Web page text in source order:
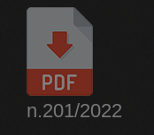
n.201/2022